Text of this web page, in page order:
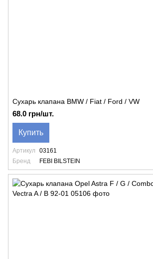
Сухарь клапана BMW / Fiat / Ford / VW
68.0 грн/шт.
Купить
Артикул
03161
Бренд
FEBI BILSTEIN